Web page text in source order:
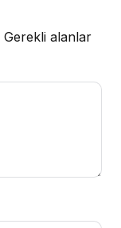
Gerekli alanlar